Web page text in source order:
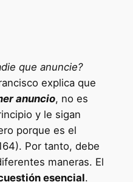
que anuncie?
explica que
anuncio, no es
y le sigan
porque es el
Por tanto, debe
maneras. El
esencial.